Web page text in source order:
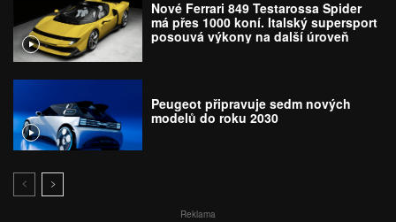
Nové Ferrari 849 Testarossa Spider
má přes 1000 koní. Italský supersport
posouvá výkony na další úroveň
Peugeot připravuje sedm nových
modelů do roku 2030
Reklama